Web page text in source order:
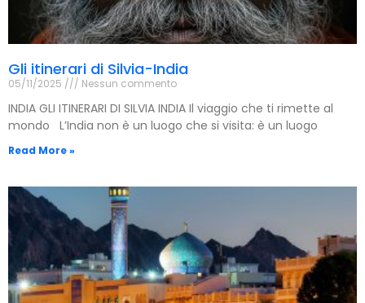
Gli itinerari di Silvia-India
05/11/2025 Nessun commento
INDIA GLI ITINERARI DI SILVIA INDIA Il viaggio che ti rimette al
mondo L’India non è un luogo che si visita: è un luogo
Read More »